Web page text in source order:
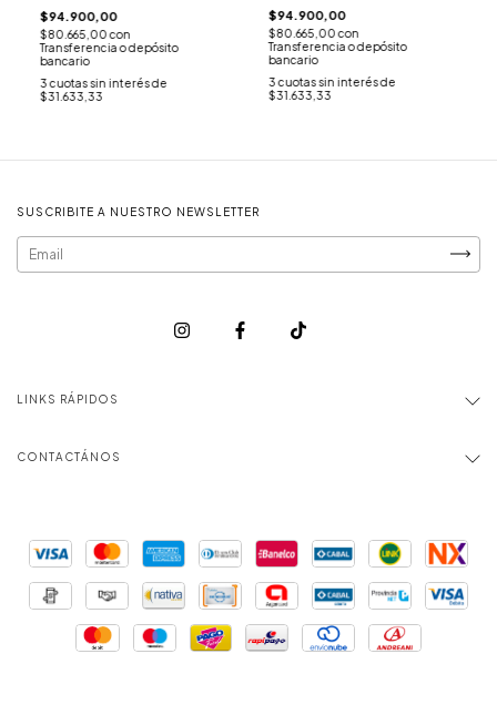
$94.900,00
$80.665,00con
Transferencia o depósito
bancario
3 cuotas sin interés de
$31.633,33
$94.900,00
$80.665,00con
Transferencia o depósito
bancario
3 cuotas sin interés de
$31.633,33
SUSCRIBITE A NUESTRO NEWSLETTER
LINKS RÁPIDOS
CONTACTÁNOS